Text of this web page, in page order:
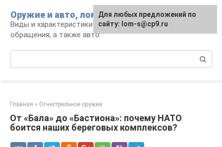
контенту
Оружие и авто, лом для мужика
Виды и характеристики оружия, правила
обращения, а также авто
Главная » Огнестрельное оружие
От «Бала» до «Бастиона»: почему НАТО
боится наших береговых комплексов?
Для любых предложений по
сайту: lom-s@cp9.ru